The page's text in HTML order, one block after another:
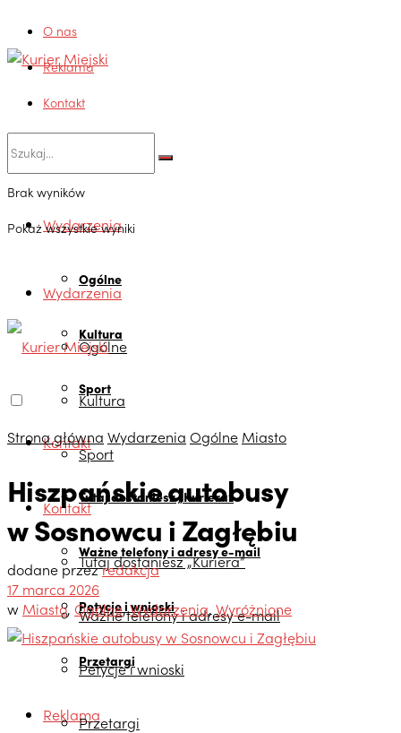
O nas
Reklama
Kontakt
Brak wyników
Pokaż wszystkie wyniki
Wydarzenia
Ogólne
Kultura
Sport
Kontakt
Tutaj dostaniesz „Kuriera”
Ważne telefony i adresy e-mail
Petycje i wnioski
Przetargi
Reklama
Wydarzenia
Ogólne
Kultura
Sport
Kontakt
Tutaj dostaniesz „Kuriera”
Ważne telefony i adresy e-mail
Petycje i wnioski
Przetargi
Strona główna Wydarzenia Ogólne Miasto
Hiszpańskie autobusy
w Sosnowcu i Zagłębiu
dodane przezredakcja
17 marca 2026
w Miasto, Ogólne,Wydarzenia, Wyróżnione